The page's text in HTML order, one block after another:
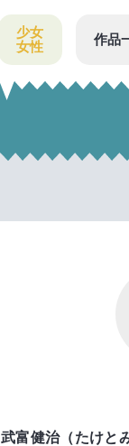
少女
女性
作品
武富健治（たけと